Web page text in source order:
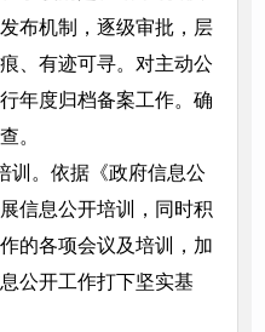
布机制，逐级审批，层
、有迹可寻。对主动公
年度归档备案工作。确
。
训。依据《政府信息公
信息公开培训，同时积
的各项会议及培训，加
公开工作打下坚实基